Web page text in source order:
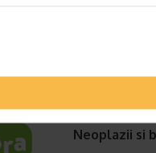
In contextul
va duce la o
foarte
simptomelor
Neoplazii si